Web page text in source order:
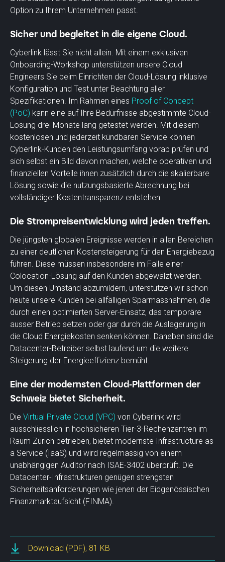
Option zu Ihrem Unternehmen passt.
Sicher und begleitet in die eigene Cloud.
Cyberlink lässt Sie nicht allein. Mit einem exklusiven
Onboarding-Workshop unterstützen unsere Cloud
Engineers Sie beim Einrichten der Cloud-Lösung inklusive
Konfiguration und Test unter Beachtung aller
Spezifikationen. Im Rahmen eines Proof of Concept
(PoC) kann eine auf Ihre Bedürfnisse abgestimmte Cloud-
Lösung drei Monate lang getestet werden. Mit diesem
kostenlosen und jederzeit kündbaren Service können
Cyberlink-Kunden den Leistungsumfang vorab prüfen und
sich selbst ein Bild davon machen, welche operativen und
finanziellen Vorteile ihnen zusätzlich durch die skalierbare
Lösung sowie die nutzungsbasierte Abrechnung bei
vollständiger Kostentransparenz entstehen.
Die Strompreisentwicklung wird jeden treffen.
Die jüngsten globalen Ereignisse werden in allen Bereichen
zu einer deutlichen Kostensteigerung für den Energiebezug
führen. Diese müssen insbesondere im Falle einer
Colocation-Lösung auf den Kunden abgewälzt werden.
Um diesen Umstand abzumildern, unterstützen wir schon
heute unsere Kunden bei allfälligen Sparmassnahmen, die
durch einen optimierten Server-Einsatz, das temporäre
ausser Betrieb setzen oder gar durch die Auslagerung in
die Cloud Energiekosten senken können. Daneben sind die
Datacenter-Betreiber selbst laufend um die weitere
Steigerung der Energieeffizienz bemüht.
Eine der modernsten Cloud-Plattformen der
Schweiz bietet Sicherheit.
Die Virtual Private Cloud (VPC) von Cyberlink wird
ausschliesslich in hochsicheren Tier-3-Rechenzentren im
Raum Zürich betrieben, bietet modernste Infrastructure as
a Service (IaaS) und wird regelmässig von einem
unabhängigen Auditor nach ISAE-3402 überprüft. Die
Datacenter-Infrastrukturen genügen strengsten
Sicherheitsanforderungen wie jenen der Eidgenössischen
Finanzmarktaufsicht (FINMA).
Download (PDF), 81 KB